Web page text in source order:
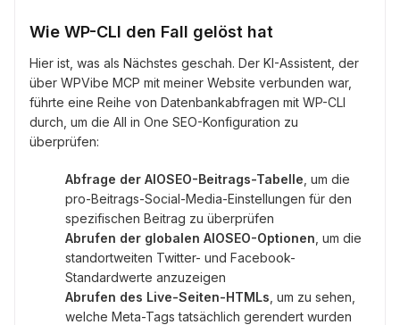
Wie WP-CLI den Fall gelöst hat
Hier ist, was als Nächstes geschah. Der KI-Assistent, der
über WPVibe MCP mit meiner Website verbunden war,
führte eine Reihe von Datenbankabfragen mit WP-CLI
durch, um die All in One SEO-Konfiguration zu
überprüfen:
Abfrage der AIOSEO-Beitrags-Tabelle , um die
pro-Beitrags-Social-Media-Einstellungen für den
spezifischen Beitrag zu überprüfen
Abrufen der globalen AIOSEO-Optionen , um die
standortweiten Twitter- und Facebook-
Standardwerte anzuzeigen
Abrufen des Live-Seiten-HTMLs , um zu sehen,
welche Meta-Tags tatsächlich gerendert wurden